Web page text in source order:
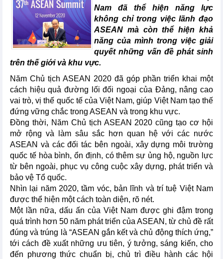
Nam đã thể hiện năng lực
không chỉ trong việc lãnh đạo
ASEAN mà còn thể hiện khả
năng của mình trong việc giải
quyết những vấn đề phát sinh
trên thế giới và khu vực.
Năm Chủ tịch ASEAN 2020 đã góp phần triển khai một
cách hiệu quả đường lối đối ngoại của Đảng, nâng cao
vai trò, vị thế quốc tế của Việt Nam, giúp Việt Nam tạo thế
đứng vững chắc trong ASEAN và trong khu vực.
Đồng thời, Năm Chủ tịch ASEAN 2020 cũng tạo cơ hội
mở rộng và làm sâu sắc hơn quan hệ với các nước
ASEAN và các đối tác bên ngoài, xây dựng môi trường
quốc tế hòa bình, ổn định, có thêm sự ủng hộ, nguồn lực
từ bên ngoài, phục vụ công cuộc xây dựng, phát triển và
bảo vệ Tổ quốc.
Nhìn lại năm 2020, tầm vóc, bản lĩnh và trí tuệ Việt Nam
được thể hiện một cách toàn diện, rõ nét.
Một lần nữa, dấu ấn của Việt Nam được ghi đậm trong
quá trình hơn 50 năm phát triển của ASEAN, từ chủ đề rất
đúng và trúng là “ASEAN gắn kết và chủ động thích ứng,”
tới cách đề xuất những ưu tiên, ý tưởng, sáng kiến, cho
đến phương thức chuẩn bị, chủ trì điều hành các hội